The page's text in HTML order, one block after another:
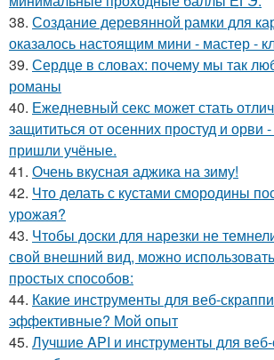
38. Создание деревянной рамки для
оказалось настоящим мини - мастер -
39. Сердце в словах: почему мы так
романы
40. Ежедневный секс может стать
защититься от осенних простуд и орви
пришли учёные.
41. Очень вкусная аджика на зиму!
42. Что делать с кустами смородины
урожая?
43. Чтобы доски для нарезки не
свой внешний вид, можно
простых способов:
44. Какие инструменты для веб-
эффективные? Мой опыт
45. Лучшие API и инструменты для веб-